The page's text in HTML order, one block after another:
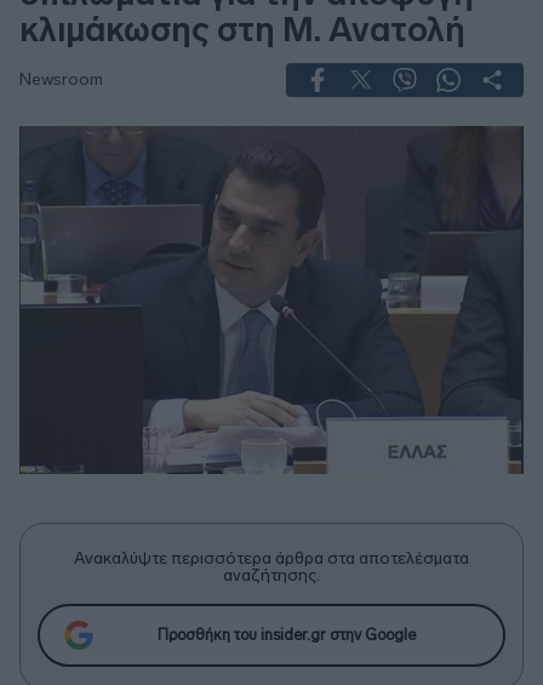
κλιμάκωσης στη Μ. Ανατολή
Newsroom
Ανακαλύψτε περισσότερα άρθρα στα αποτελέσματα
αναζήτησης.
Προσθήκη του insider.gr στην Google